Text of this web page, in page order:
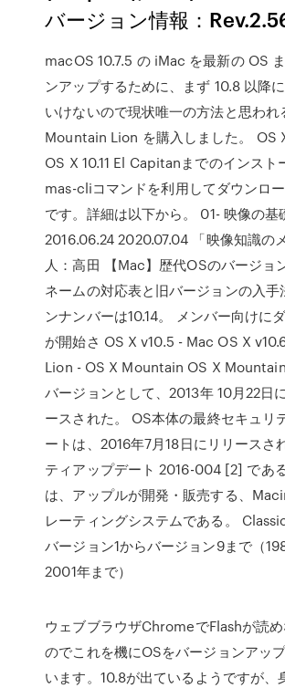
バージョン情報：
macOS 10.7.5 の iMac を最新の OS
ンアップするために、まず 10.8 以降
いけないので現状唯一の方法と思われ
Mountain Lion を購入しました。 OS
OS X 10.11 El Capitanまでのインスト
mas-cliコマンドを利用してダウンロ
です。詳細は以下から。 01- 映像の基
2016.06.24 2020.07.04 「映像知識の
人：高田 【Mac】歴代OSのバージョ
ネームの対応表と旧バージョンの入手
ンナンバーは10.14。 メンバー向けに
が開始さ OS X v10.5 - Mac OS X
Lion - OS X Mountain OS X
バージョンとして、2013年 10月22日
ースされた。 OS本体の最終セキュリ
ートは、2016年7月18日にリリースさ
ティアップデート 2016-004 [2] であ
は、アップルが開発・販売する、
レーティングシステムである。
バージョン1からバージョン9まで（
2001年まで）
ウェブブラウザChromeでFlashが読
のでこれを機にOSをバージョンアッ
います。10.8が出ているようですが、